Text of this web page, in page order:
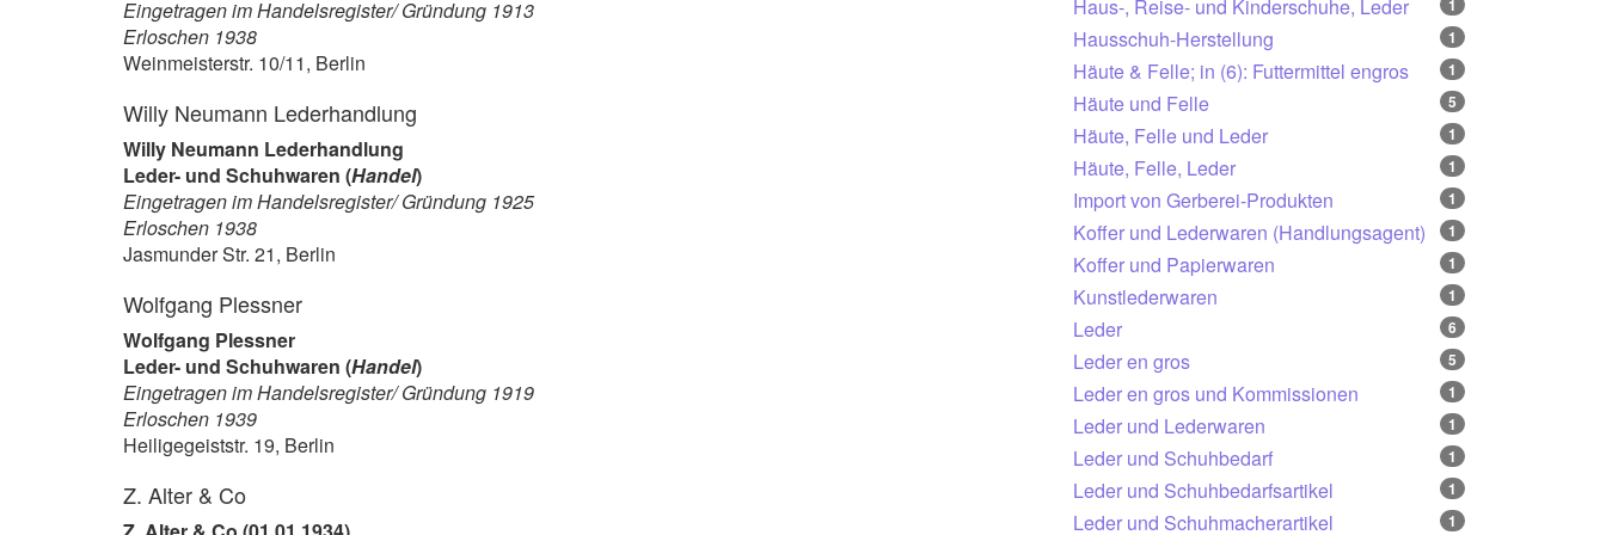
Eingetragen im Handelsregister/ Gründung 1913
Erloschen 1938
Weinmeisterstr. 10/11, Berlin
Willy Neumann Lederhandlung
Willy Neumann Lederhandlung
Leder- und Schuhwaren (Handel)
Eingetragen im Handelsregister/ Gründung 1925
Erloschen 1938
Jasmunder Str. 21, Berlin
Wolfgang Plessner
Wolfgang Plessner
Leder- und Schuhwaren (Handel)
Eingetragen im Handelsregister/ Gründung 1919
Erloschen 1939
Heiligegeiststr. 19, Berlin
Z. Alter & Co
Haus-, Reise- und Kinderschuhe, Leder 1
Hausschuh-Herstellung 1
Häute & Felle; in (6): Futtermittel engros 1
Häute und Felle 5
Häute, Felle und Leder 1
Häute, Felle, Leder 1
Import von Gerberei-Produkten 1
Koffer und Lederwaren (Handlungsagent) 1
Koffer und Papierwaren 1
Kunstlederwaren 1
Leder 6
Leder en gros 5
Leder en gros und Kommissionen 1
Leder und Lederwaren 1
Leder und Schuhbedarf 1
Leder und Schuhbedarfsartikel 1
Leder und Schuhmacherartikel 1